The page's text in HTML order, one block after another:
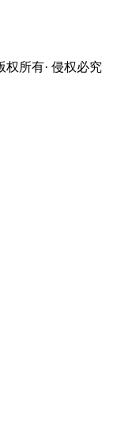
所有· 侵权必究